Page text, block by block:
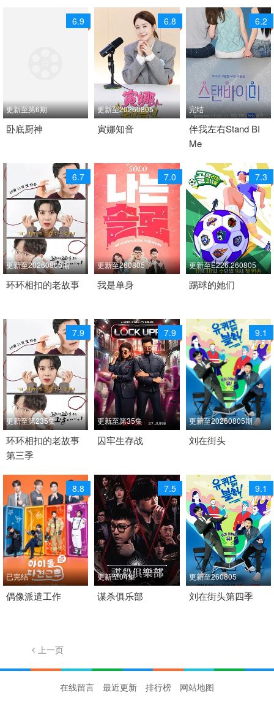
6.9
更新至第6期
2026 / 韩国 / 韩语
卧底厨神
6.8
更新至20260805
2026 / 韩国 / 韩语
寅娜知音
6.2
完结
2026 / 韩国 / 韩语
日韩综艺
伴我左右Stand BI
Me
6.7
更新至20260806期
2021 / 韩国 / 韩语
环环相扣的老故事
7.0
更新至260805
2023 / 韩国 / 韩语
我是单身
7.3
更新至E226.260805
2021 / 韩国 / 韩语
踢球的她们
7.9
更新至第235集
2021 / 韩国 /
日韩综艺
环环相扣的老故事
第三季
7.9
更新至第35集
2026 / 印度 / 印地语
囚牢生存战
9.1
更新至20260805期
2018 / 韩国 / 韩语
刘在街头
8.8
已完结
2026 / 韩国 / 韩语
偶像派遣工作
7.5
更新至04集
2026 / 韩国 / 韩语
谋杀俱乐部
9.1
更新至260805
2022 / 韩国 / 韩语
刘在街头第四季
上一页
在线留言 最近更新 排行榜
网站地图